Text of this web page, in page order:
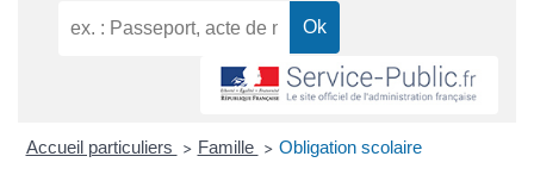
Accueil particuliers > Famille > Obligation scolaire